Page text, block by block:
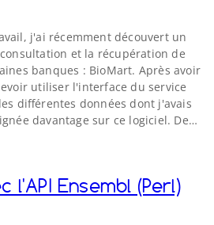
j'ai récemment découvert un
et la récupération de
banques : BioMart. Après avoir
utiliser l'interface du service
différentes données dont j'avais
davantage sur ce logiciel. De…
l'API Ensembl (Perl)